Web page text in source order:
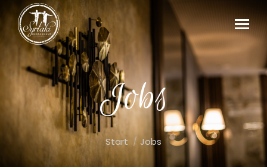
Jobs
Sie befinden sich hier:
Start Jobs